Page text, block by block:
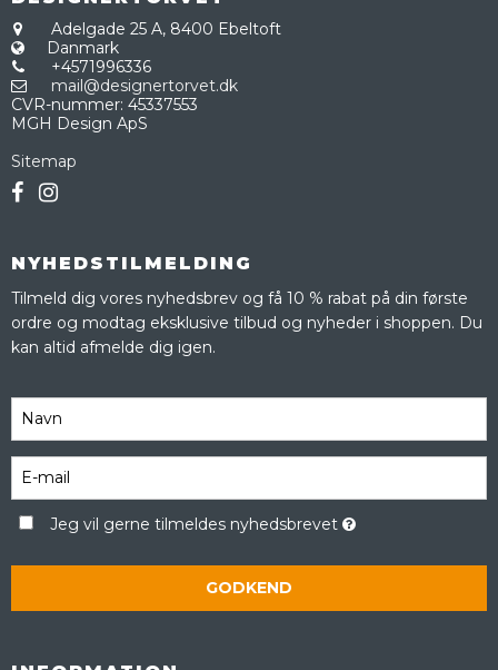
Adelgade 25 A, 8400 Ebeltoft
Danmark
+4571996336
mail@designertorvet.dk
CVR-nummer: 45337553
MGH Design ApS
Sitemap
NYHEDSTILMELDING
Tilmeld dig vores nyhedsbrev og få 10 % rabat på din første
ordre og modtag eksklusive tilbud og nyheder i shoppen. Du
kan altid afmelde dig igen.
Jeg vil gerne tilmeldes nyhedsbrevet
GODKEND